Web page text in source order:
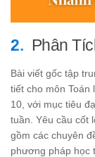
Phân
Bài viết gốc tập
tiết cho môn Toán
10, với mục tiêu
tuần. Yêu cầu cốt
gồm các chuyên
phương pháp học